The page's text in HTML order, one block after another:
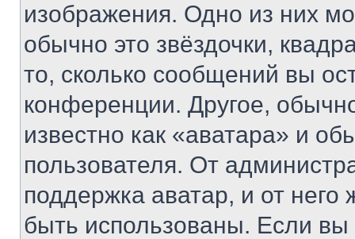
изображения. Одно из них
обычно это звёздочки,
то, сколько сообщений вы
конференции. Другое,
известно как «аватара» и
пользователя. От
поддержка аватар, и от него
быть использованы. Если